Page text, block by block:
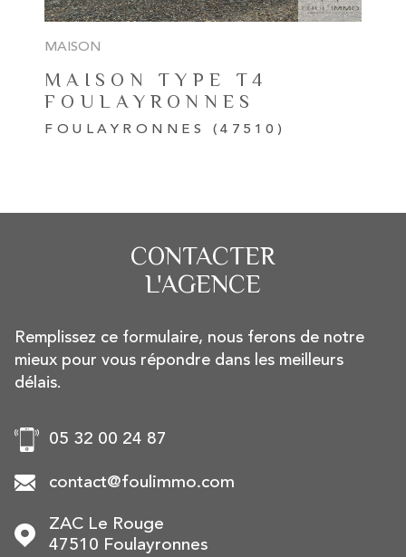
MAISON
MAISON TYPE T4
FOULAYRONNES
FOULAYRONNES (47510)
CONTACTER
L'AGENCE
Remplissez ce formulaire, nous ferons de notre
mieux pour vous répondre dans les meilleurs
délais.
05 32 00 24 87
contact@foulimmo.com
ZAC Le Rouge
47510
Foulayronnes